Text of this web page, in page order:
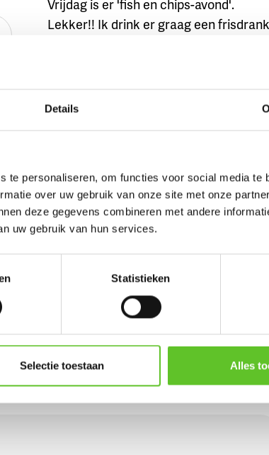
Details
te personaliseren, om functies voor social media te
over uw gebruik van onze site met onze
deze gegevens combineren met andere
uw gebruik van hun services.
Statistieken
Selectie toestaan Alles
Vrijdag is er 'fish en chips-avond'.
Lekker!! Ik drink er graag een frisdrank
Maar kom het gewoon zelf ontdekken!
meer lievelingsplekken van andere BRUZZ
pinnetjes en leer een nieuw favoriet plekje in
, COOLSTE PLEK, LA BUVETTE, JOSAPHATPARK